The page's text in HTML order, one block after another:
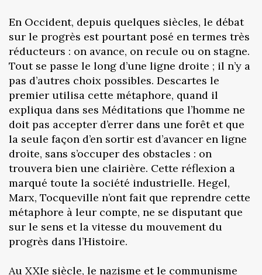
En Occident, depuis quelques siècles, le débat
sur le progrès est pourtant posé en termes très
réducteurs : on avance, on recule ou on stagne.
Tout se passe le long d’une ligne droite ; il n’y a
pas d’autres choix possibles. Descartes le
premier utilisa cette métaphore, quand il
expliqua dans ses Méditations que l’homme ne
doit pas accepter d’errer dans une forêt et que
la seule façon d’en sortir est d’avancer en ligne
droite, sans s’occuper des obstacles : on
trouvera bien une clairière. Cette réflexion a
marqué toute la société industrielle. Hegel,
Marx, Tocqueville n’ont fait que reprendre cette
métaphore à leur compte, ne se disputant que
sur le sens et la vitesse du mouvement du
progrès dans l’Histoire.
Au XXIe siècle, le nazisme et le communisme